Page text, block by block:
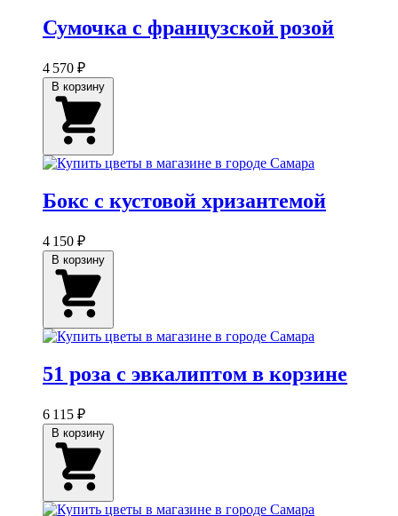
Сумочка с французской розой
4 570 ₽
Бокс с кустовой хризантемой
4 150 ₽
51 роза с эвкалиптом в корзине
6 115 ₽